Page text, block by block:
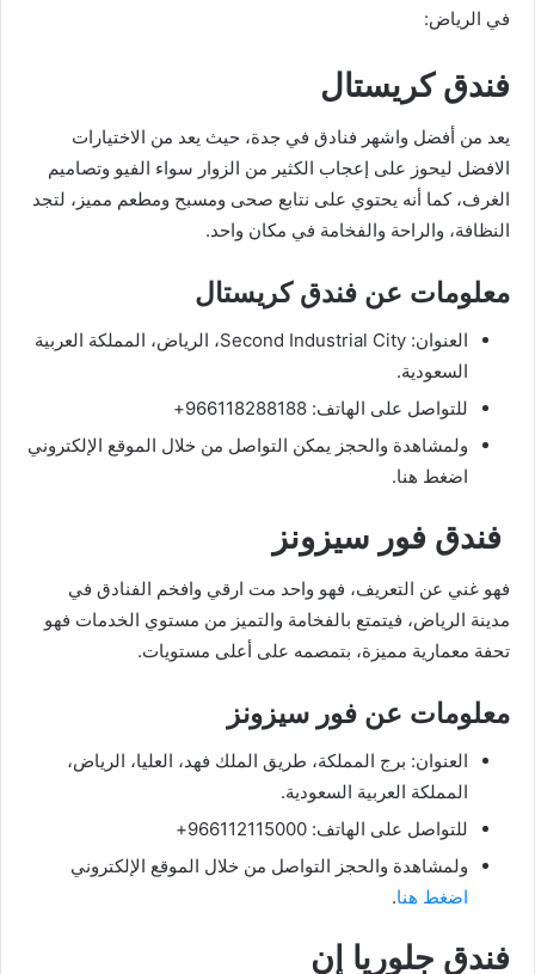
في الرياض:
فندق كريستال
يعد من أفضل واشهر فنادق في جدة، حيث يعد من الاختيارات
الافضل ليحوز على إعجاب الكثير من الزوار سواء الفيو وتصاميم
الغرف، كما أنه يحتوي على نتابع صحى ومسبح ومطعم مميز، لتجد
النظافة، والراحة والفخامة في مكان واحد.
معلومات عن فندق كريستال
العنوان: Second Industrial City، الرياض، المملكة العربية
السعودية.
للتواصل على الهاتف: 966118288188+
ولمشاهدة والحجز يمكن التواصل من خلال الموقع الإلكتروني
اضغط هنا.
فندق فور سيزونز
فهو غني عن التعريف، فهو واحد مت ارقي وافخم الفنادق في
مدينة الرياض، فيتمتع بالفخامة والتميز من مستوي الخدمات فهو
تحفة معمارية مميزة، بتمصمه على أعلى مستويات.
معلومات عن فور سيزونز
العنوان: برج المملكة، طريق الملك فهد، العليا، الرياض،
المملكة العربية السعودية.
للتواصل على الهاتف: 966112115000+
ولمشاهدة والحجز التواصل من خلال الموقع الإلكتروني
اضغط هنا.
فندق جلوريا إن